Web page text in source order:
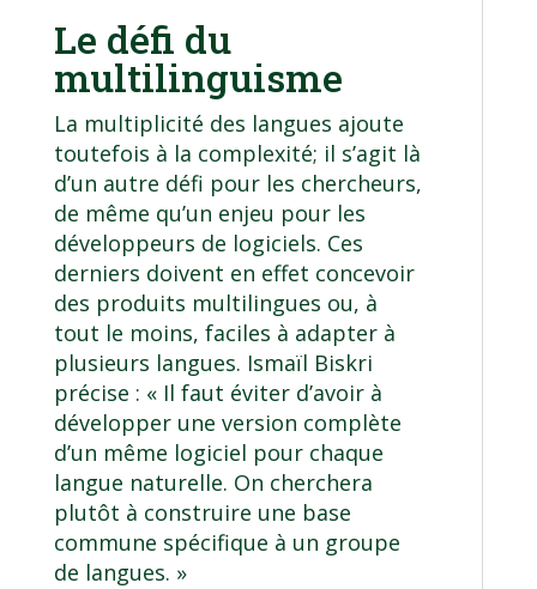
Le défi du
multilinguisme
La multiplicité des langues ajoute
toutefois à la complexité; il s’agit là
d’un autre défi pour les chercheurs,
de même qu’un enjeu pour les
développeurs de logiciels. Ces
derniers doivent en effet concevoir
des produits multilingues ou, à
tout le moins, faciles à adapter à
plusieurs langues. Ismaïl Biskri
précise : « Il faut éviter d’avoir à
développer une version complète
d’un même logiciel pour chaque
langue naturelle. On cherchera
plutôt à construire une base
commune spécifique à un groupe
de langues. »